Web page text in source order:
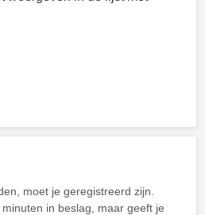
moet je geregistreerd zijn.
in beslag, maar geeft je